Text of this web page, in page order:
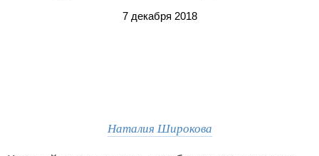
7 декабря 2018
Наталия Широкова